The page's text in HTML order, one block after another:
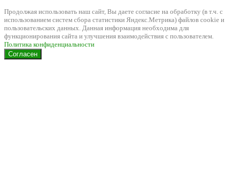
Продолжая использовать наш cайт, Вы даете согласие на обработку (в т.ч. с
использованием систем сбора статистики Яндекс.Метрика) файлов cookie и
пользовательских данных. Данная информация необходима для
функционирования сайта и улучшения взаимодействия с пользователем.
Политика конфиденциальности
Согласен